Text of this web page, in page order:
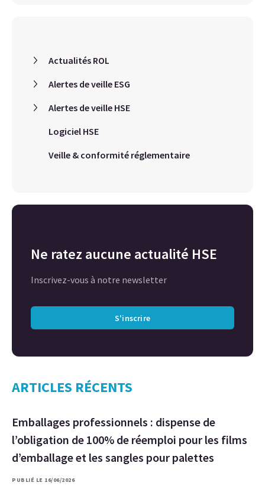
Actualités ROL
Alertes de veille ESG
Alertes de veille HSE
Logiciel HSE
Veille & conformité réglementaire
Ne ratez aucune actualité HSE
Inscrivez-vous à notre newsletter
S'inscrire
ARTICLES RÉCENTS
Emballages professionnels : dispense de
l’obligation de 100% de réemploi pour les films
d’emballage et les sangles pour palettes
PUBLIÉ LE 16/06/2026